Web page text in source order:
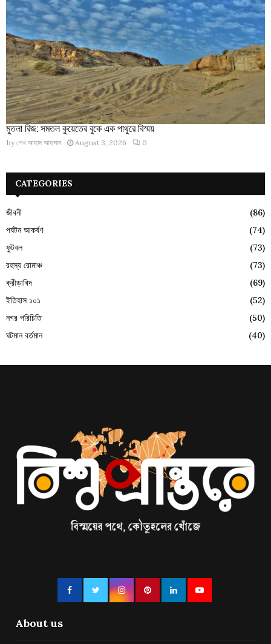
মুতলা রিজ: সমতল কুয়েতের বুকে এক পাথুরে বিস্ময়
by শেখ আহাদ আহসান August 3, 2026 0
CATEGORIES
জীবনী
(86)
পর্যটন আকর্ষণ
(74)
ফুটবল
(73)
রহস্য রোমাঞ্চ
(73)
ক্রীড়াবিদ
(69)
ইতিহাস ১০১
(52)
নগর পরিচিতি
(50)
ঘটমান বর্তমান
(40)
About us